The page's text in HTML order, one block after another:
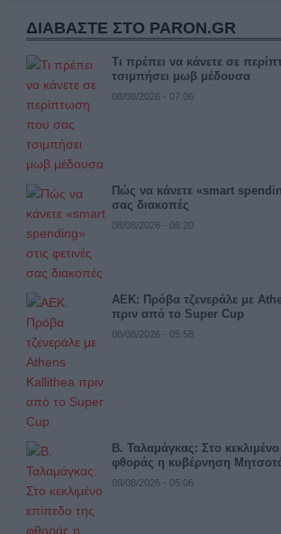
ΔΙΑΒΑΣΤΕ ΣΤΟ PARON.GR
Τι πρέπει να κάνετε σε
τσιμπήσει μωβ μέδουσα
08/08/2026 - 07:06
Πώς να κάνετε «smart
σας διακοπές
08/08/2026 - 06:20
ΑΕΚ: Πρόβα τζενεράλε με
πριν από το Super Cup
08/08/2026 - 05:58
Β. Ταλαμάγκας: Στο
φθοράς η κυβέρνηση
08/08/2026 - 05:06